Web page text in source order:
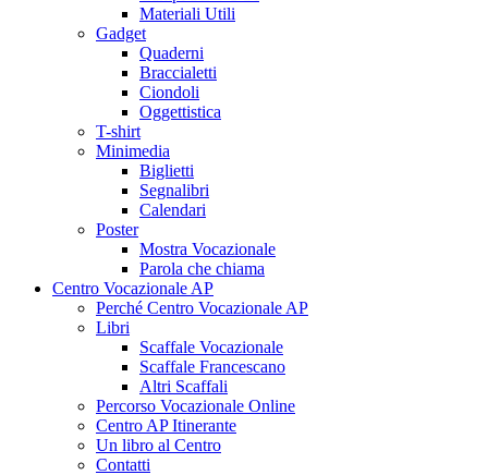
Materiali Utili
Gadget
Quaderni
Braccialetti
Ciondoli
Oggettistica
T-shirt
Minimedia
Biglietti
Segnalibri
Calendari
Poster
Mostra Vocazionale
Parola che chiama
Centro Vocazionale AP
Perché Centro Vocazionale AP
Libri
Scaffale Vocazionale
Scaffale Francescano
Altri Scaffali
Percorso Vocazionale Online
Centro AP Itinerante
Un libro al Centro
Contatti